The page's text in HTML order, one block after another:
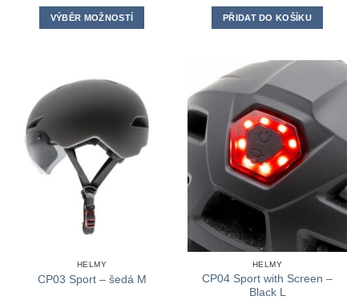
VÝBĚR MOŽNOSTÍ
více
Možnosti
lze
vybrat
na
stránce
produktu
PŘIDAT DO KOŠÍKU
HELMY
CP03 Sport – šedá M
HELMY
CP04 Sport with Screen –
Black L